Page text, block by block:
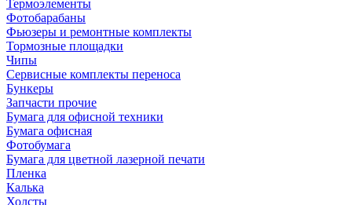
Термоэлементы
Фотобарабаны
Фьюзеры и ремонтные комплекты
Тормозные площадки
Чипы
Сервисные комплекты переноса
Бункеры
Запчасти прочие
Бумага для офисной техники
Бумага офисная
Фотобумага
Бумага для цветной лазерной печати
Пленка
Калька
Холсты